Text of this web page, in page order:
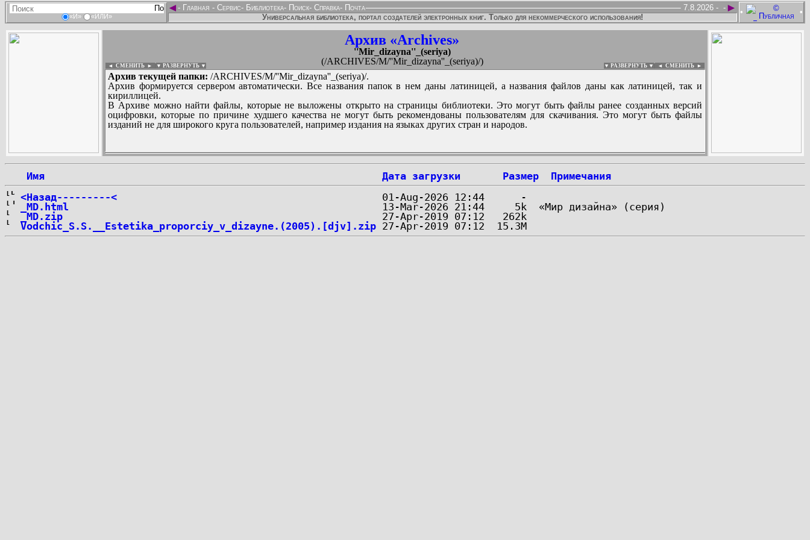
«И» «ИЛИ»
• •
◄ ►
- Главная - Сервис- Библиотека- Поиск- Справка- Почта -
7.8.2026 -
Универсальная библиотека, портал создателей электронных книг. Только для некоммерческого использования!
Архив «Archives»
''Mir_dizayna''_(seriya)
(/ARCHIVES/M/''Mir_dizayna''_(seriya)/)
◄ СМЕНИТЬ ► ▼ РАЗВЕРНУТЬ ▼ ▼ РАЗВЕРНУТЬ ▼ ◄ СМЕНИТЬ ►
Архив текущей папки: /ARCHIVES/M/''Mir_dizayna''_(seriya)/.
Архив формируется сервером автоматически. Все названия папок в нем даны латиницей, а названия файлов даны как латиницей, так и
кириллицей.
В Архиве можно найти файлы, которые не выложены открыто на страницы библиотеки. Это могут быть файлы ранее созданных версий
оцифровки, которые по причине худшего качества не могут быть рекомендованы пользователям для скачивания. Это могут быть файлы
изданий не для широкого круга пользователей, например издания на языках других стран и народов.
:
...
Имя Дата загрузки Размер
Примечания
<Назад---------<
_MD.html
_MD.zip
Vodchic_S.S.__Estetika_proporciy_v_dizayne.(2005).[djv].zip